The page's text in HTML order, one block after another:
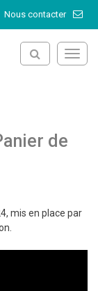
Nous contacter
de
mis en place par